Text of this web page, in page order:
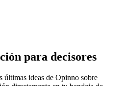
para decisores
últimas ideas de Opinno sobre